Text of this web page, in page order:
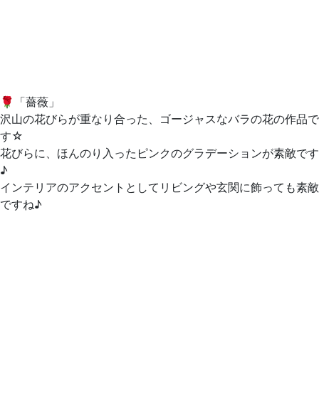
🌹「薔薇」
沢山の花びらが重なり合った、ゴージャスなバラの花の作品で
す☆
花びらに、ほんのり入ったピンクのグラデーションが素敵です
♪
インテリアのアクセントとしてリビングや玄関に飾っても素敵
ですね♪